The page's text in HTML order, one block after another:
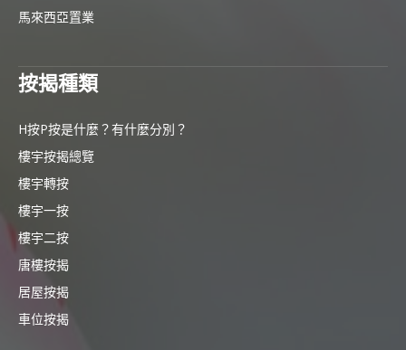
馬來西亞置業
按揭種類
H按P按是什麼？有什麼分別？
樓宇按揭總覽
樓宇轉按
樓宇一按
樓宇二按
唐樓按揭
居屋按揭
車位按揭